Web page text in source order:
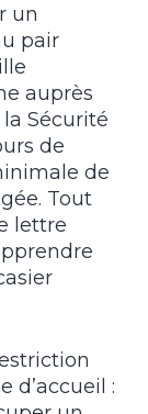
un
pair
auprès
Sécurité
de
de
Tout
lettre
d’accueil :